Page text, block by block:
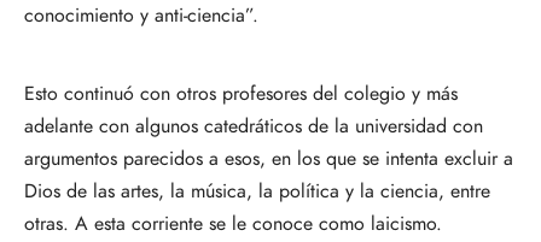
conocimiento y anti-ciencia”.
Esto continuó con otros profesores del colegio y más
adelante con algunos catedráticos de la universidad con
argumentos parecidos a esos, en los que se intenta excluir a
Dios de las artes, la música, la política y la ciencia, entre
otras. A esta corriente se le conoce como laicismo.